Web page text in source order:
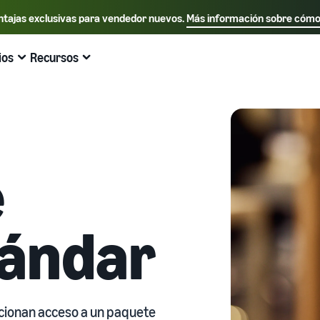
exclusivas para vendedor nuevos.Más información sobre
Selecciona tu idioma preferido
Recursos
acceso a un paquete